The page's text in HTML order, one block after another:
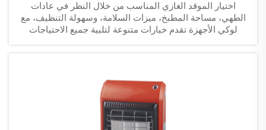
اختيار الموقد الغازي المناسب من خلال النظر في عادات
الطهي، مساحة المطبخ، ميزات السلامة، وسهولة التنظيف، مع
لوكي الأجهزة تقدم خيارات متنوعة لتلبية جميع الاحتياجات